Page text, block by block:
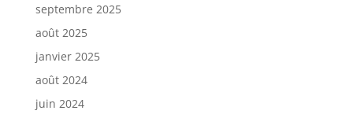
septembre 2025
août 2025
janvier 2025
août 2024
juin 2024